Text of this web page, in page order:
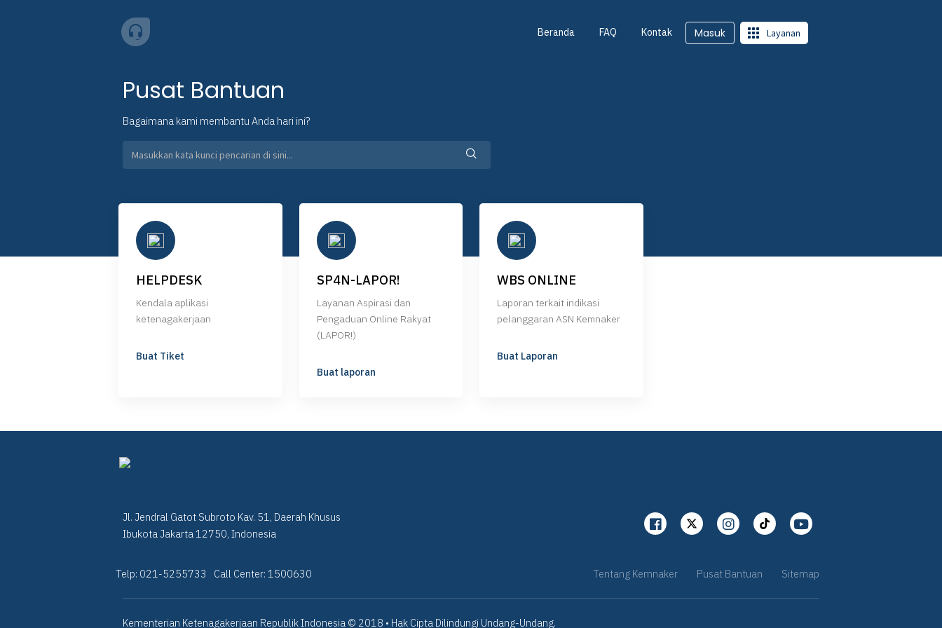
Beranda FAQ Kontak Masuk Layanan
Pusat Bantuan
Bagaimana kami membantu Anda hari ini?
HELPDESK
Kendala aplikasi
ketenagakerjaan
Buat Tiket
SP4N-LAPOR!
Layanan Aspirasi dan
Pengaduan Online Rakyat
(LAPOR!)
Buat laporan
WBS ONLINE
Laporan terkait indikasi
pelanggaran ASN Kemnaker
Buat Laporan
Jl. Jendral Gatot Subroto Kav. 51, Daerah Khusus
Ibukota Jakarta 12750, Indonesia
Telp: 021-5255733 Call Center: 1500630 Tentang Kemnaker Pusat Bantuan Sitemap
Kementerian Ketenagakerjaan Republik Indonesia © 2018 • Hak Cipta Dilindungi Undang-Undang.